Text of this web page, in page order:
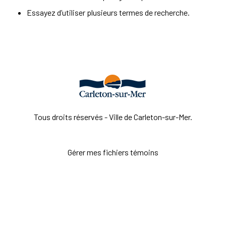
Essayez d’utiliser plusieurs termes de recherche.
Tous droits réservés - Ville de Carleton-sur-Mer.
Gérer mes fichiers témoins